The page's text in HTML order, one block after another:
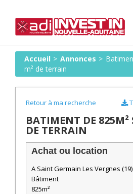
content
Accueil > Annonces >
m² de terrain
Retour à ma recherche
BATIMENT DE 825M²
DE TERRAIN
Achat ou location
A Saint Germain Les Vergnes (19)
Bâtiment
825m²